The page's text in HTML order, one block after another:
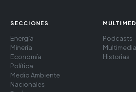
SECCIONES
Energía
Minería
Economía
Política
Medio Ambiente
Nacionales
Podcasts
Multimedia
Historias